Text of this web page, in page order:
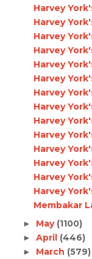
Harvey
Harvey
Harvey
Harvey
Harvey
Harvey
Harvey
Harvey
Harvey
Harvey
Harvey
Harvey
Harvey
Harvey
Membakar
► May (1100)
► April (446)
► March (579)